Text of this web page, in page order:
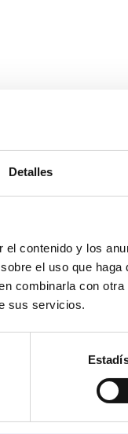
Detalles
contenido y los
el uso que
combinarla con
sus servicios.